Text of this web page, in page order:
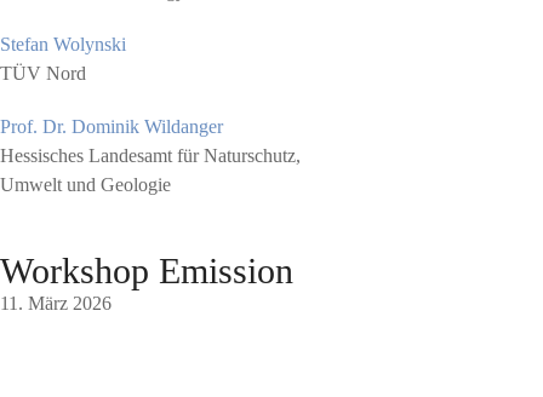
Stefan Wolynski
TÜV Nord
Prof. Dr. Dominik Wildanger
Hessisches Landesamt für Naturschutz,
Umwelt und Geologie
Workshop Emission
11. März 2026